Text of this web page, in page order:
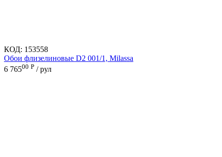
КОД: 153558
Обои флизелиновые D2 001/1, Milassa
6 76500 Р / рул